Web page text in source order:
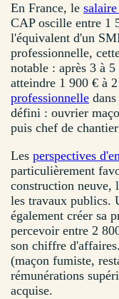
En France, le
CAP oscille entre 1
l'équivalent d'un
professionnelle,
notable : après 3 à
atteindre 1 900 € à
professionnelle
défini : ouvrier
puis chef de
Les perspectives
particulièrement
construction neuve,
les travaux publics.
également créer sa
percevoir entre 2
son chiffre
(maçon fumiste,
rémunérations
acquise.